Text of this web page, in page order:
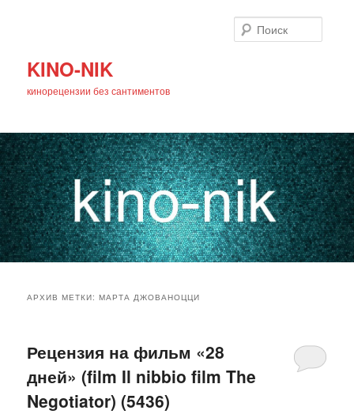
KINO-NIK
кинорецензии без сантиментов
основному
содержимому
дополнительному
содержимому
АРХИВ МЕТКИ:МАРТА ДЖОВАНОЦЦИ
Рецензия на фильм «28
дней» (film Il nibbio film The
Negotiator) (5436)